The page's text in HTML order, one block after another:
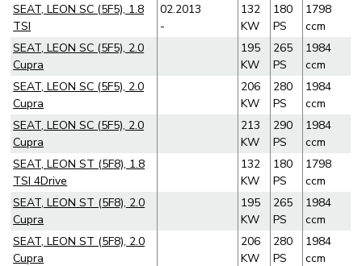
SEAT, LEON SC (5F5), 1.8
TSI
02.2013
-
132
KW
180
PS
1798
ccm
SEAT, LEON SC (5F5), 2.0
Cupra
195
KW
265
PS
1984
ccm
SEAT, LEON SC (5F5), 2.0
Cupra
206
KW
280
PS
1984
ccm
SEAT, LEON SC (5F5), 2.0
Cupra
213
KW
290
PS
1984
ccm
SEAT, LEON ST (5F8), 1.8
TSI 4Drive
132
KW
180
PS
1798
ccm
SEAT, LEON ST (5F8), 2.0
Cupra
195
KW
265
PS
1984
ccm
SEAT, LEON ST (5F8), 2.0
Cupra
206
KW
280
PS
1984
ccm